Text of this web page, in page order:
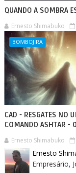
QUANDO A SOMBRA
Ernesto Shimabuko
BOMBOJIRA
CAD - RESGATES NO
COMANDO ASHTAR
Ernesto Shimabuko
Ernesto
Empresário,